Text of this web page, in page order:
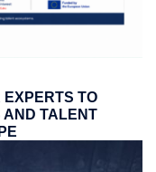
EXPERTS TO
AND TALENT